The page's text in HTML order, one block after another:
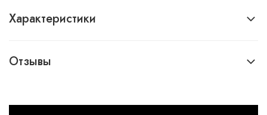
Характеристики
Отзывы